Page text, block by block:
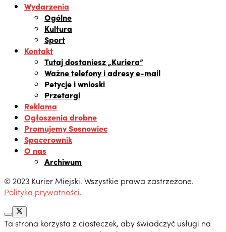
Wydarzenia
Ogólne
Kultura
Sport
Kontakt
Tutaj dostaniesz „Kuriera”
Ważne telefony i adresy e-mail
Petycje i wnioski
Przetargi
Reklama
Ogłoszenia drobne
Promujemy Sosnowiec
Spacerownik
O nas
Archiwum
© 2023 Kurier Miejski. Wszystkie prawa zastrzeżone.
Polityka prywatności.
Ta strona korzysta z ciasteczek, aby świadczyć usługi na